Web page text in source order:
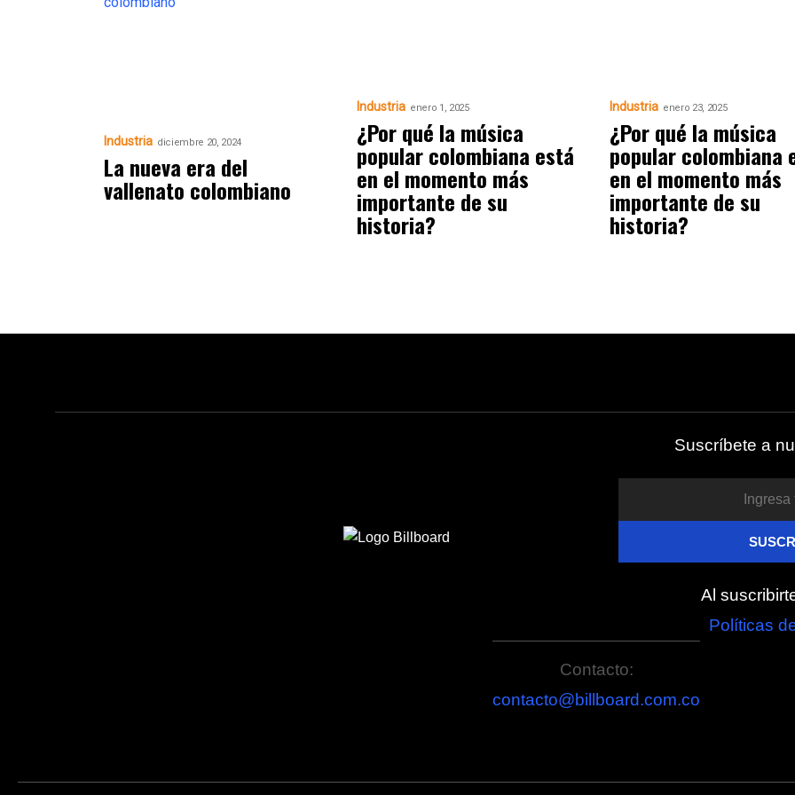
Industria diciembre 20, 2024
La nueva era del
vallenato colombiano
Industria enero 1, 2025
¿Por qué la música
popular colombiana está
en el momento más
importante de su
historia?
Industria enero 23, 2025
¿Por qué la música
popular colombiana
en el momento más
importante de su
historia?
Suscríbete a
Al
Políticas
Contacto:
contacto@billboard.com.co